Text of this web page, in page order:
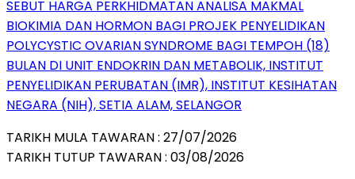
SEBUT HARGA PERKHIDMATAN ANALISA MAKMAL
BIOKIMIA DAN HORMON BAGI PROJEK PENYELIDIKAN
POLYCYSTIC OVARIAN SYNDROME BAGI TEMPOH (18)
BULAN DI UNIT ENDOKRIN DAN METABOLIK, INSTITUT
PENYELIDIKAN PERUBATAN (IMR), INSTITUT KESIHATAN
NEGARA (NIH), SETIA ALAM, SELANGOR
TARIKH MULA TAWARAN : 27/07/2026
TARIKH TUTUP TAWARAN : 03/08/2026